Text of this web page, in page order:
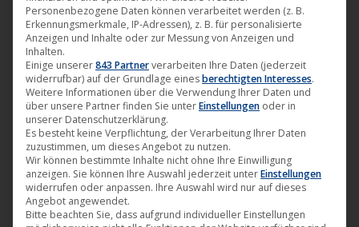
CiNENET präsentiert: „Altitude – Die
Hard in the Sky“
CiNENET,Film,News 27. Dezember 2019
Personenbezogene Daten können verarbeitet werden (z. B.
Erkennungsmerkmale, IP-Adressen), z. B. für personalisierte
Anzeigen und Inhalte oder zur Messung von Anzeigen und
Inhalten.
Einige unserer843 Partnerverarbeiten Ihre Daten (jederzeit
widerrufbar) auf der Grundlage einesberechtigten Interesses.
Weitere Informationen über die Verwendung Ihrer Daten und
über unsere Partner finden Sie unterEinstellungen oder in
unserer Datenschutzerklärung.
Es besteht keine Verpflichtung, der Verarbeitung Ihrer Daten
zuzustimmen, um dieses Angebot zu nutzen.
Wir können bestimmte Inhalte nicht ohne Ihre Einwilligung
anzeigen. Sie können Ihre Auswahl jederzeit unterEinstellungen
widerrufen oder anpassen. Ihre Auswahl wird nur auf dieses
Angebot angewendet.
Bitte beachten Sie, dass aufgrund individueller Einstellungen